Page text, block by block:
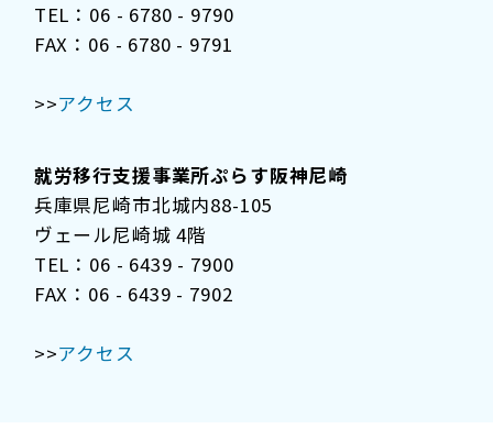
TEL：06 - 6780 - 9790
FAX：06 - 6780 - 9791
>>アクセス
就労移行支援事業所ぷらす阪神尼崎
兵庫県尼崎市北城内88-105
ヴェール尼崎城 4階
TEL：06 - 6439 - 7900
FAX：06 - 6439 - 7902
>>アクセス